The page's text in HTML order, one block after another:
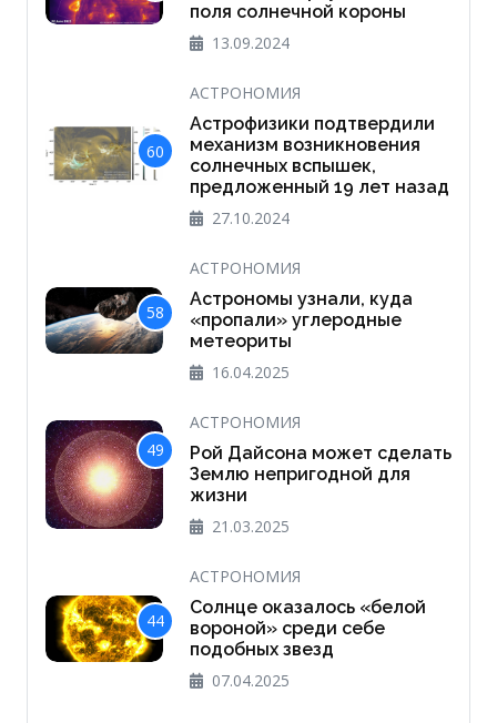
поля солнечной короны
13.09.2024
60
АСТРОНОМИЯ
Астрофизики подтвердили
механизм возникновения
солнечных вспышек,
предложенный 19 лет назад
27.10.2024
58
АСТРОНОМИЯ
Астрономы узнали, куда
«пропали» углеродные
метеориты
16.04.2025
49
АСТРОНОМИЯ
Рой Дайсона может сделать
Землю непригодной для
жизни
21.03.2025
44
АСТРОНОМИЯ
Солнце оказалось «белой
вороной» среди себе
подобных звезд
07.04.2025